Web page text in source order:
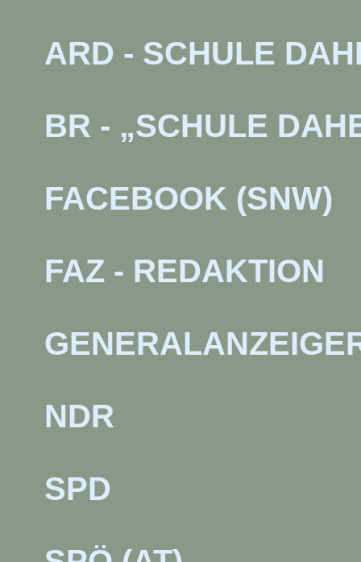
ARD - SCHULE
BR - „SCHULE
FACEBOOK (SNW)
FAZ - REDAKTION
NDR
SPD